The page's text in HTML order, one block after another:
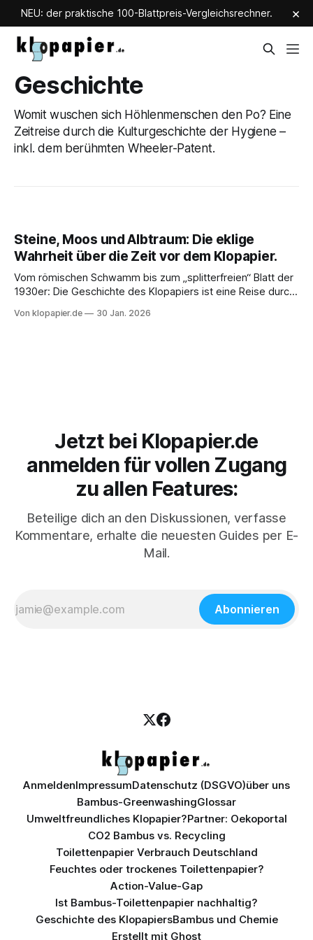
NEU: der praktische 100-Blattpreis-Vergleichsrechner. ×
Geschichte
Womit wuschen sich Höhlenmenschen den Po? Eine
Zeitreise durch die Kulturgeschichte der Hygiene –
inkl. dem berühmten Wheeler-Patent.
Steine, Moos und Albtraum: Die eklige
Wahrheit über die Zeit vor dem Klopapier.
Vom römischen Schwamm bis zum „splitterfreien“ Blatt der
1930er: Die Geschichte des Klopapiers ist eine Reise durch
Luxus wurde und warum unser hoher Anspruch an Weichheit
Von klopapier.de 30 Jan. 2026
Jetzt bei Klopapier.de
anmelden für vollen Zugang
zu allen Features:
Beteilige dich an den Diskussionen, verfasse
Kommentare, erhalte die neuesten Guides per E-
Mail.
Abonnieren
AnmeldenImpressumDatenschutz (DSGVO)über uns
Bambus-GreenwashingGlossar
Umweltfreundliches Klopapier?Partner: Oekoportal
CO2 Bambus vs. Recycling
Toilettenpapier Verbrauch Deutschland
Feuchtes oder trockenes Toilettenpapier?
Action-Value-Gap
Ist Bambus-Toilettenpapier nachhaltig?
Geschichte des KlopapiersBambus und Chemie
Erstellt mit Ghost